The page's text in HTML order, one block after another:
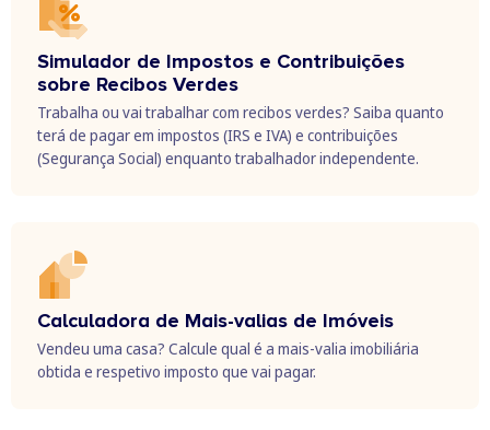
Simulador de Impostos e Contribuições
sobre Recibos Verdes
Trabalha ou vai trabalhar com recibos verdes? Saiba quanto
terá de pagar em impostos (IRS e IVA) e contribuições
(Segurança Social) enquanto trabalhador independente.
Calculadora de Mais-valias de Imóveis
Vendeu uma casa? Calcule qual é a mais-valia imobiliária
obtida e respetivo imposto que vai pagar.